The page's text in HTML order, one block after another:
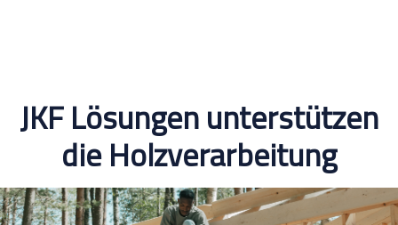
JKF Lösungen unterstützen
die Holzverarbeitung